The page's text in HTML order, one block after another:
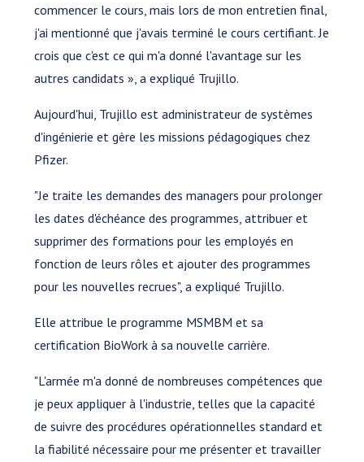
commencer le cours, mais lors de mon entretien final,
j'ai mentionné que j'avais terminé le cours certifiant. Je
crois que c'est ce qui m'a donné l'avantage sur les
autres candidats », a expliqué Trujillo.
Aujourd'hui, Trujillo est administrateur de systèmes
d'ingénierie et gère les missions pédagogiques chez
Pfizer.
"Je traite les demandes des managers pour prolonger
les dates d'échéance des programmes, attribuer et
supprimer des formations pour les employés en
fonction de leurs rôles et ajouter des programmes
pour les nouvelles recrues", a expliqué Trujillo.
Elle attribue le programme MSMBM et sa
certification BioWork à sa nouvelle carrière.
"L'armée m'a donné de nombreuses compétences que
je peux appliquer à l'industrie, telles que la capacité
de suivre des procédures opérationnelles standard et
la fiabilité nécessaire pour me présenter et travailler